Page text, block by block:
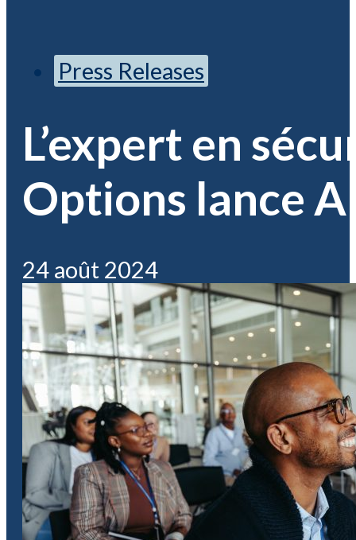
Press Releases
L’expert en
Options lance
24 août 2024